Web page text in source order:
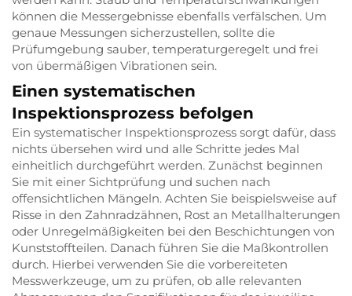
können die Messergebnisse ebenfalls verfälschen. Um
genaue Messungen sicherzustellen, sollte die
Prüfumgebung sauber, temperaturgeregelt und frei
von übermäßigen Vibrationen sein.
Einen systematischen
Inspektionsprozess befolgen
Ein systematischer Inspektionsprozess sorgt dafür, dass
nichts übersehen wird und alle Schritte jedes Mal
einheitlich durchgeführt werden. Zunächst beginnen
Sie mit einer Sichtprüfung und suchen nach
offensichtlichen Mängeln. Achten Sie beispielsweise auf
Risse in den Zahnradzähnen, Rost an Metallhalterungen
oder Unregelmäßigkeiten bei den Beschichtungen von
Kunststoffteilen. Danach führen Sie die Maßkontrollen
durch. Hierbei verwenden Sie die vorbereiteten
Messwerkzeuge, um zu prüfen, ob alle relevanten